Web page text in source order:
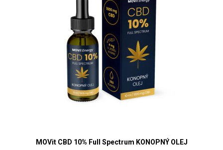
MOVit CBD 10% Full Spectrum KONOPNÝ OLEJ